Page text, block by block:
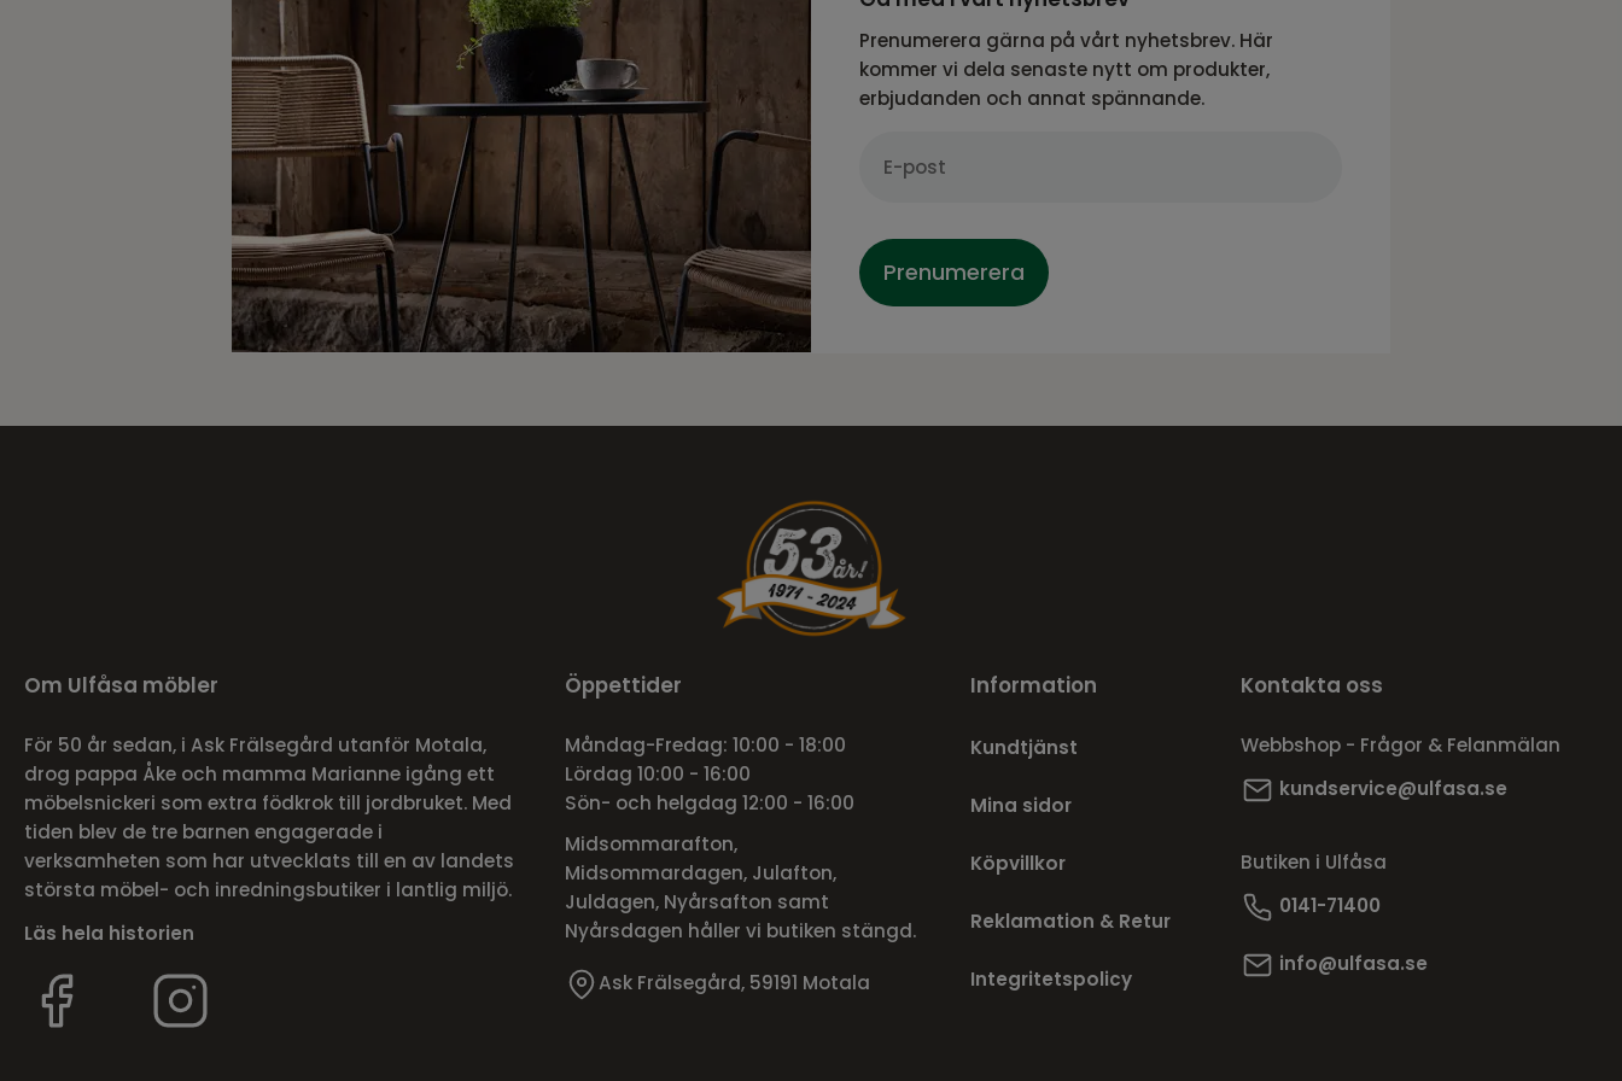
Prenumerera gärna på vårt nyhetsbrev. Här
kommer vi dela senaste nytt om produkter,
erbjudanden och annat spännande.
Prenumerera
Om Ulfåsa möbler
För 50 år sedan, i Ask Frälsegård utanför Motala,
drog pappa Åke och mamma Marianne igång ett
möbelsnickeri som extra födkrok till jordbruket. Med
tiden blev de tre barnen engagerade i
verksamheten som har utvecklats till en av landets
största möbel- och inredningsbutiker i lantlig miljö.
Läs hela historien
Öppettider
Måndag-Fredag: 10:00 - 18:00
Lördag 10:00 - 16:00
Sön- och helgdag 12:00 - 16:00
Midsommarafton,
Midsommardagen, Julafton,
Juldagen, Nyårsafton samt
Nyårsdagen håller vi butiken stängd.
Ask Frälsegård, 59191 Motala
Information
Kundtjänst
Mina sidor
Köpvillkor
Reklamation & Retur
Integritetspolicy
Kontakta oss
Webbshop - Frågor & Felanmälan
kundservice@ulfasa.se
Butiken i Ulfåsa
0141-71400
info@ulfasa.se